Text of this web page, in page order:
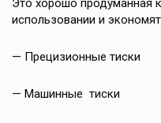
Это хорошо продуманная
использовании и
— Прецизионные тиски
— Машинные тиски